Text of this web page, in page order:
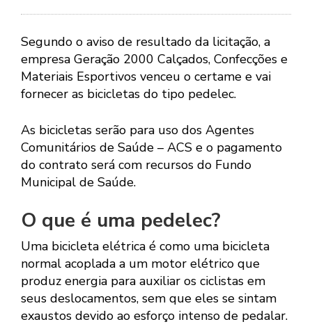
Segundo o aviso de resultado da licitação, a
empresa Geração 2000 Calçados, Confecções e
Materiais Esportivos venceu o certame e vai
fornecer as bicicletas do tipo pedelec.
As bicicletas serão para uso dos Agentes
Comunitários de Saúde – ACS e o pagamento
do contrato será com recursos do Fundo
Municipal de Saúde.
O que é uma pedelec?
Uma bicicleta elétrica é como uma bicicleta
normal acoplada a um motor elétrico que
produz energia para auxiliar os ciclistas em
seus deslocamentos, sem que eles se sintam
exaustos devido ao esforço intenso de pedalar.